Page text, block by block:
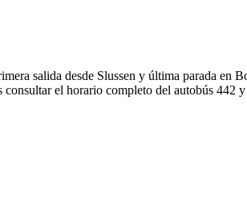
salida desde Slussen y última parada en
el horario completo del autobús 442